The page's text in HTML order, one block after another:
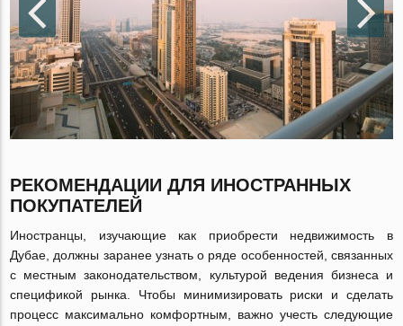
РЕКОМЕНДАЦИИ ДЛЯ ИНОСТРАННЫХ
ПОКУПАТЕЛЕЙ
Иностранцы, изучающие как приобрести недвижимость в
Дубае, должны заранее узнать о ряде особенностей, связанных
с местным законодательством, культурой ведения бизнеса и
спецификой рынка. Чтобы минимизировать риски и сделать
процесс максимально комфортным, важно учесть следующие